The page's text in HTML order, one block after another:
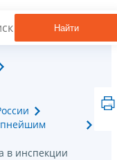
Найти
в инспекции